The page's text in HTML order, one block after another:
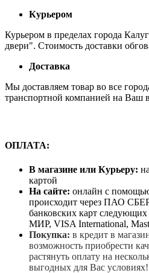
Курьером
Курьером в пределах города
двери". Стоимость доставки
Доставка
Мы доставляем товар во все
транспортной компанией на Ваш
ОПЛАТА:
В магазине или Курьеру:
картой
На сайте: онлайн с
происходит через ПАО
банковских карт
МИР, VISA International,
Покупка: в кредит в
возможность приобрести
растянуть оплату на
выгодных для Вас условиях!